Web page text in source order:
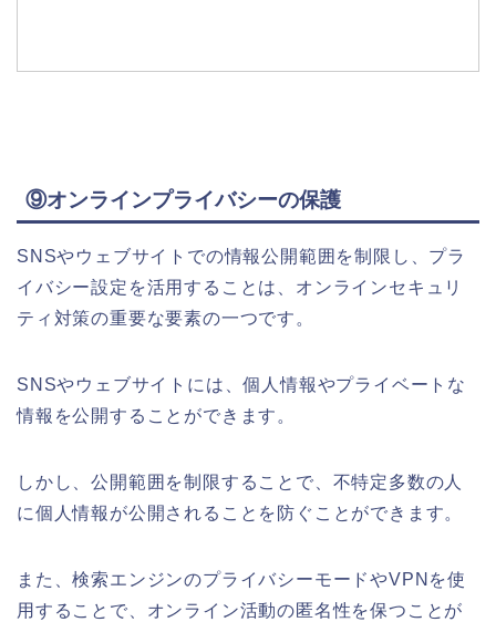
⑨オンラインプライバシーの保護
SNSやウェブサイトでの情報公開範囲を制限し、プラ
イバシー設定を活用することは、オンラインセキュリ
ティ対策の重要な要素の一つです。
SNSやウェブサイトには、個人情報やプライベートな
情報を公開することができます。
しかし、公開範囲を制限することで、不特定多数の人
に個人情報が公開されることを防ぐことができます。
また、検索エンジンのプライバシーモードやVPNを使
用することで、オンライン活動の匿名性を保つことが